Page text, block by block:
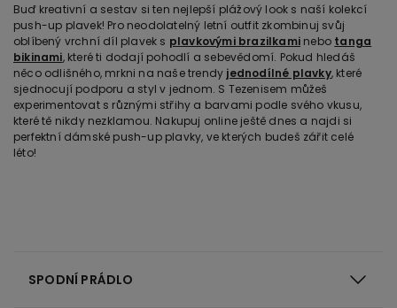
Buď kreativní a sestav si ten nejlepší plážový look s naší kolekcí
push-up plavek! Pro neodolatelný letní outfit zkombinuj svůj
oblíbený vrchní díl plavek s plavkovými brazilkami nebo tanga
bikinami, které ti dodají pohodlí a sebevědomí. Pokud hledáš
něco odlišného, mrkni na naše trendy jednodílné plavky, které
sjednocují podporu a styl v jednom. S Tezenisem můžeš
experimentovat s různými střihy a barvami podle svého vkusu,
které tě nikdy nezklamou. Nakupuj online ještě dnes a najdi si
perfektní dámské push-up plavky, ve kterých budeš zářit celé
léto!
SPODNÍ PRÁDLO